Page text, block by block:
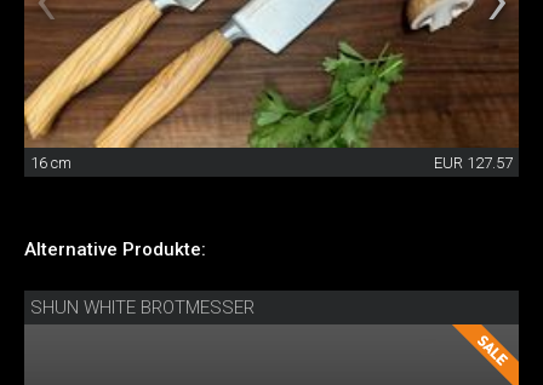
16 cm EUR 127.57
Alternative Produkte:
SHUN WHITE BROTMESSER